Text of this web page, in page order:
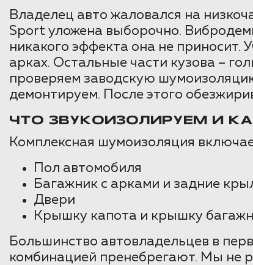
Владелец авто жаловался на
Sport уложена выборочно.
никакого эффекта она не приносит.
арках. Остальные части кузова –
проверяем заводскую
демонтируем. После этого
ЧТО ЗВУКОИЗОЛИРУЕМ И
Комплексная шумоизоляция
Пол автомобиля
Багажник с арками и задние
Двери
Крышку капота и крышку
Большинство автовладельцев в
комбинацией пренебрегают. Мы не